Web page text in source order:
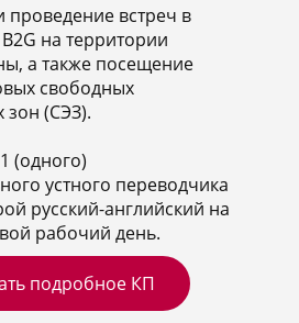
встреч в
на территории
а также посещение
свободных
зон (СЭЗ).
(одного)
устного переводчика
русский-английский на
рабочий день.
подробное КП